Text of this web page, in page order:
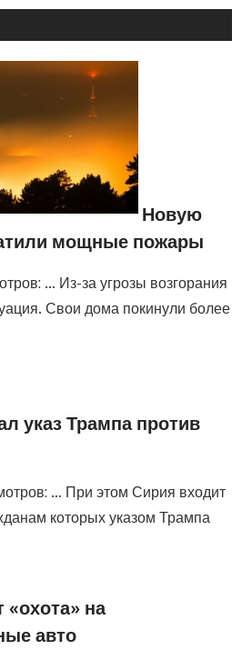
Новую
мощные пожары
… Из-за угрозы возгорания
Свои дома покинули более
указ Трампа против
… При этом Сирия входит
которых указом Трампа
«охота» на
авто